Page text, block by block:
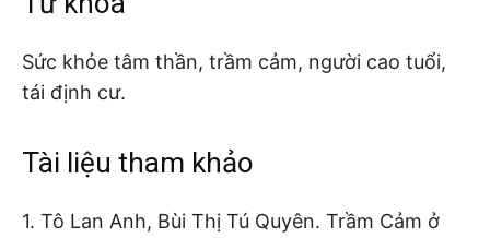
Sức khỏe tâm thần, trầm cảm, người cao tuổi,
tái định cư.
Tài liệu tham khảo
1. Tô Lan Anh, Bùi Thị Tú Quyên. Trầm Cảm ở